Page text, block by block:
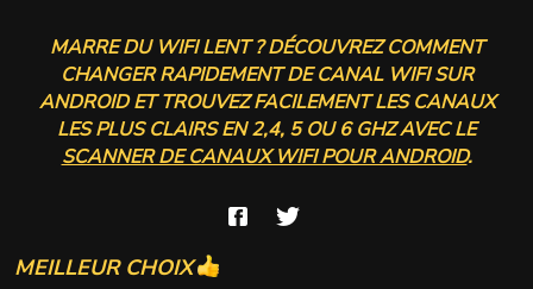
MARRE DU WIFI LENT ? DÉCOUVREZ COMMENT
CHANGER RAPIDEMENT DE CANAL WIFI SUR
ANDROID ET TROUVEZ FACILEMENT LES CANAUX
LES PLUS CLAIRS EN 2,4, 5 OU 6 GHZ AVEC LE
SCANNER DE CANAUX WIFI POUR ANDROID.
MEILLEUR CHOIX